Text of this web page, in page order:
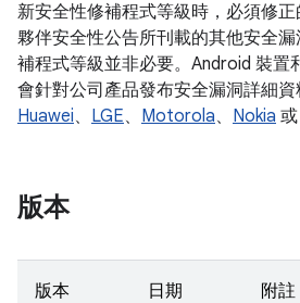
新安全性修補程式等級時，必須修
夥伴安全性公告所刊載的其他安全
補程式等級並非必要。Android 裝置
會針對公司產品發布安全漏洞詳細資
Huawei、 LGE、 Motorola、 Nokia 或
版本
版本 日期 附註